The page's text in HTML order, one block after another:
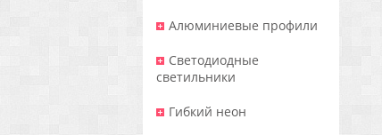
Алюминиевые профили
Светодиодные
светильники
Гибкий неон